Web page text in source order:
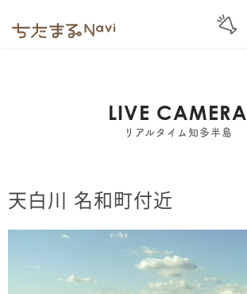
LIVE CAMERA
リアルタイム知多半島
天白川 名和町付近